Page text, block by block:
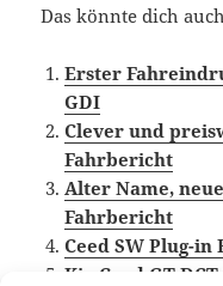
Das könnte dich
Erster
GDI
Clever und
Fahrbericht
Alter Name,
Fahrbericht
Ceed SW Plug-
Kia Ceed GT